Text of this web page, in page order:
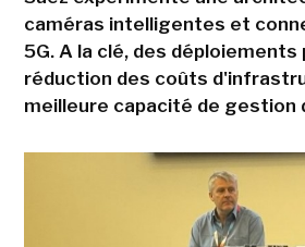
caméras intelligentes et
5G. A la clé, des déploiements
réduction des coûts
meilleure capacité de gestion